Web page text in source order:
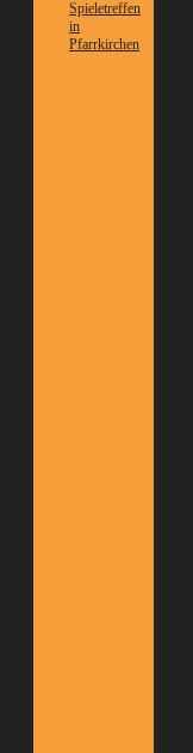
Spieletreffen
in
Pfarrkirchen